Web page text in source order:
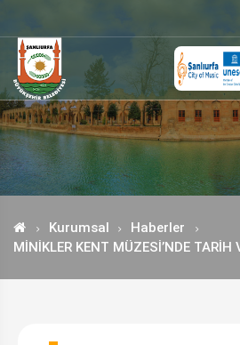
Kurumsal
Haberler
MİNİKLER KENT MÜZESİ’NDE